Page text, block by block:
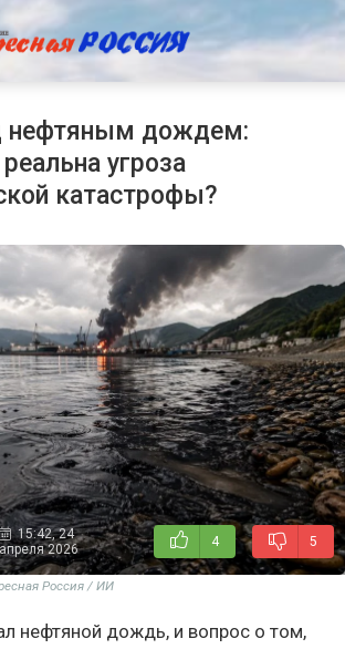
нефтяным дождем:
угроза
катастрофы?
15:42, 24
апреля 2026
4 5
Россия / ИИ
нефтяной дождь, и вопрос о том,